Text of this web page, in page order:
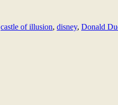
castle of illusion, disney, Donald